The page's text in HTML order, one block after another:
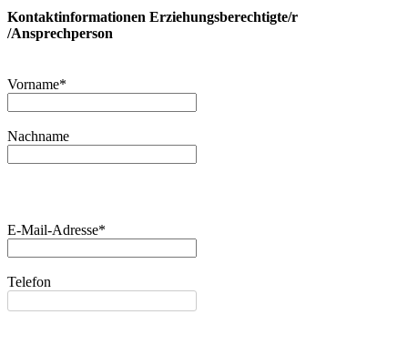
Kontaktinformationen Erziehungsberechtigte/r
/Ansprechperson
Vorname*
Nachname
E-Mail-Adresse*
Telefon